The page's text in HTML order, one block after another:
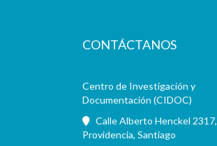
CONTÁCTANOS
Centro de Investigación y
Documentación (CIDOC)
Calle Alberto Henckel 2317,
Providencia, Santiago